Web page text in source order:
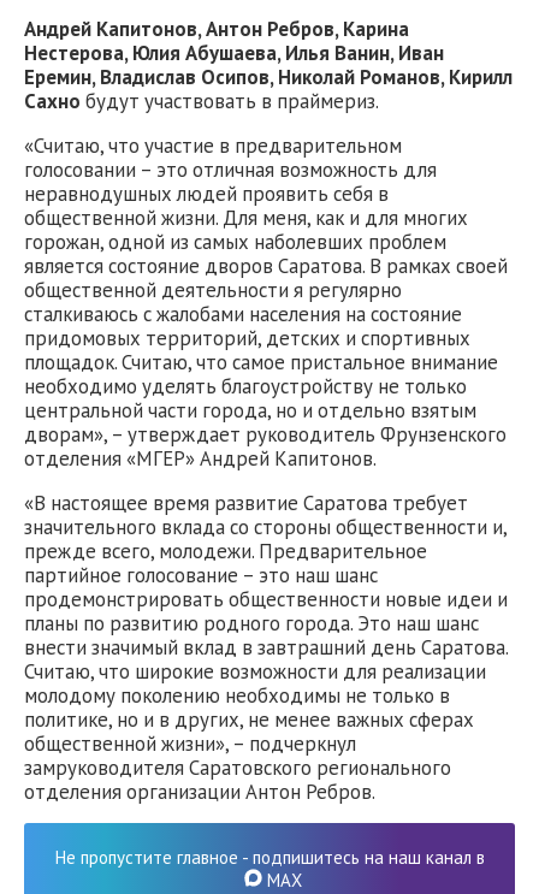
Андрей Капитонов, Антон Ребров, Карина
Нестерова, Юлия Абушаева, Илья Ванин, Иван
Еремин, Владислав Осипов, Николай Романов, Кирилл
Сахно будут участвовать в праймериз.
«Считаю, что участие в предварительном
голосовании – это отличная возможность для
неравнодушных людей проявить себя в
общественной жизни. Для меня, как и для многих
горожан, одной из самых наболевших проблем
является состояние дворов Саратова. В рамках своей
общественной деятельности я регулярно
сталкиваюсь с жалобами населения на состояние
придомовых территорий, детских и спортивных
площадок. Считаю, что самое пристальное внимание
необходимо уделять благоустройству не только
центральной части города, но и отдельно взятым
дворам», – утверждает руководитель Фрунзенского
отделения «МГЕР» Андрей Капитонов.
«В настоящее время развитие Саратова требует
значительного вклада со стороны общественности и,
прежде всего, молодежи. Предварительное
партийное голосование – это наш шанс
продемонстрировать общественности новые идеи и
планы по развитию родного города. Это наш шанс
внести значимый вклад в завтрашний день Саратова.
Считаю, что широкие возможности для реализации
молодому поколению необходимы не только в
политике, но и в других, не менее важных сферах
общественной жизни», – подчеркнул
замруководителя Саратовского регионального
отделения организации Антон Ребров.
Не пропустите главное - подпишитесь на наш канал в
MAX